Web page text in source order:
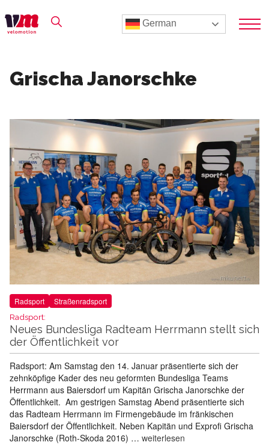
German
Grischa Janorschke
Radsport Straßenradsport
Radsport:
Neues Bundesliga Radteam Herrmann stellt sich
der Öffentlichkeit vor
Radsport: Am Samstag den 14. Januar präsentierte sich der
zehnköpfige Kader des neu geformten Bundesliga Teams
Herrmann aus Baiersdorf um Kapitän Grischa Janorschke der
Öffentlichkeit. Am gestrigen Samstag Abend präsentierte sich
das Radteam Herrmann im Firmengebäude im fränkischen
Baiersdorf der Öffentlichkeit. Neben Kapitän und Exprofi Grischa
Janorschke (Roth-Skoda 2016) … weiterlesen